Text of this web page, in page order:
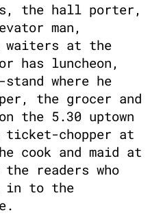
the hall porter,
man,
waiters at the
has luncheon,
where he
the grocer and
the 5.30 uptown
chopper at
cook and maid at
readers who
in to the